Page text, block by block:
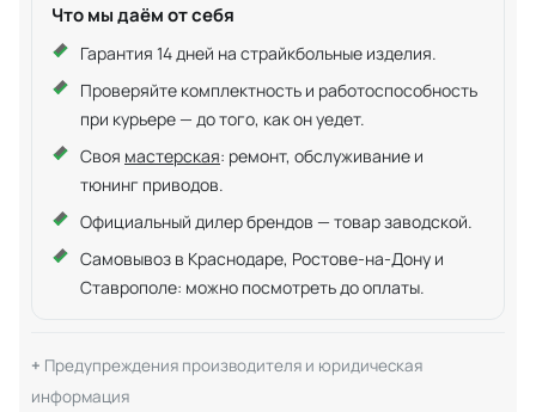
Что мы даём от себя
Гарантия 14 дней на страйкбольные изделия.
Проверяйте комплектность и работоспособность
при курьере — до того, как он уедет.
Своя мастерская: ремонт, обслуживание и
тюнинг приводов.
Официальный дилер брендов — товар заводской.
Самовывоз в Краснодаре, Ростове-на-Дону и
Ставрополе: можно посмотреть до оплаты.
Предупреждения производителя и юридическая
информация